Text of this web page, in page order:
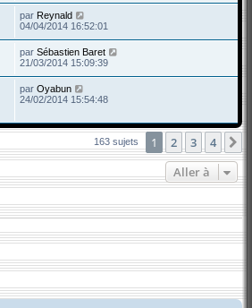
par Reynald
04/04/2014 16:52:01
par Sébastien Baret
21/03/2014 15:09:39
par Oyabun
24/02/2014 15:54:48
163 sujets 1 2 3 4
Aller à